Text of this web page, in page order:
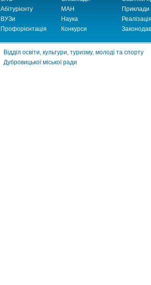
Абітурієнту
ВУЗи
Профорієнтація
МАН
Наука
Конкурси
Приклади
Відділ освіти, культури, туризму, молоді та спорту
Дубровицької міської ради